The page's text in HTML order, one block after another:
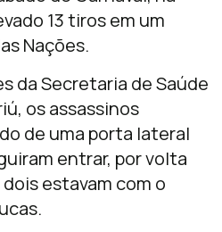
13 tiros em um
Nações.
da Secretaria de Saúde
os assassinos
de uma porta lateral
entrar, por volta
estavam com o